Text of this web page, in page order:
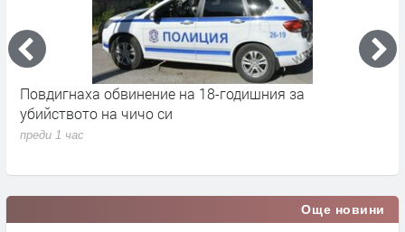
Повдигнаха обвинение на 18-годишния за
убийството на чичо си
преди 1 час
Още новини